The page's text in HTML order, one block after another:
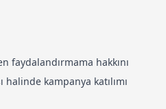
faydalandırmama hakkını
kampanya katılımı